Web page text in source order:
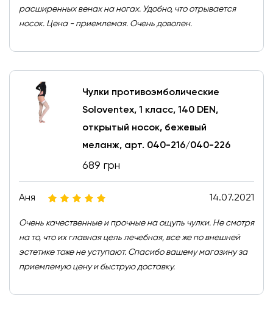
расширенных венах на ногах. Удобно, что отрывается
носок. Цена - приемлемая. Очень доволен.
Чулки противоэмболические
Soloventex, 1 класс, 140 DEN,
открытый носок, бежевый
меланж, арт. 040-216/040-226
689 грн
Аня 14.07.2021
Очень качественные и прочные на ощупь чулки. Не смотря
на то, что их главная цель лечебная, все же по внешней
эстетике тоже не уступают. Спасибо вашему магазину за
приемлемую цену и быструю доставку.